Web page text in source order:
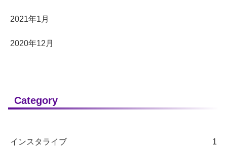
2021年1月
2020年12月
Category
インスタライブ 1